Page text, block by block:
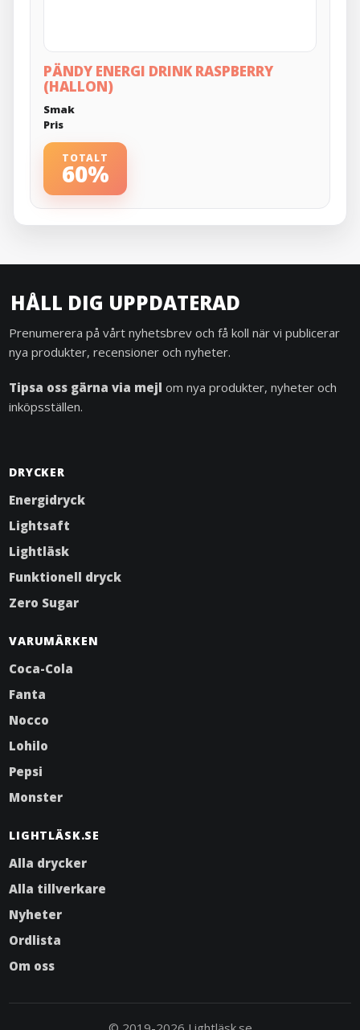
PÄNDY ENERGI DRINK RASPBERRY
(HALLON)
Smak
Pris
TOTALT
60%
HÅLL DIG UPPDATERAD
Prenumerera på vårt nyhetsbrev och få koll när vi publicerar
nya produkter, recensioner och nyheter.
Tipsa oss gärna via mejl om nya produkter, nyheter och
inköpsställen.
DRYCKER
Energidryck
Lightsaft
Lightläsk
Funktionell dryck
Zero Sugar
VARUMÄRKEN
Coca-Cola
Fanta
Nocco
Lohilo
Pepsi
Monster
LIGHTLÄSK.SE
Alla drycker
Alla tillverkare
Nyheter
Ordlista
Om oss